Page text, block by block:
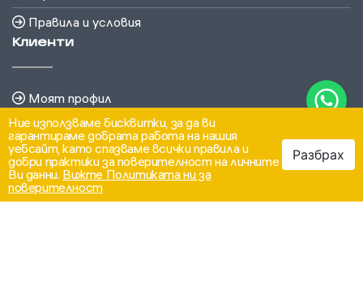
Ние използваме бисквитки, за да ви
гарантираме добрата работа на нашия
уебсайт, като спазваме всички правила и
добри практики за поверителност на личните
Ви данни. Вижте Политиката ни за
поверителност
Разбрах
Правила и условия
Клиенти
Моят профил
История на поръчките
Бюлетин